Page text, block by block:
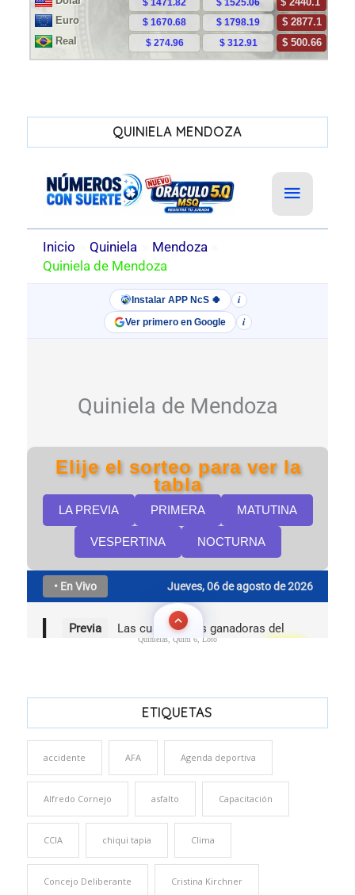
QUINIELA MENDOZA
Quinielas, Quini 6, Loto
ETIQUETAS
accidente AFA Agenda deportiva
Alfredo Cornejo asfalto Capacitación
CCIA chiqui tapia Clima
Concejo Deliberante Cristina Kirchner